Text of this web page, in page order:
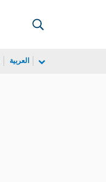
العربية